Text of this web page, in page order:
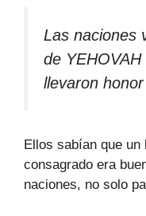
Las naciones
de
llevaron
Ellos sabían que
consagrado era
naciones, no solo